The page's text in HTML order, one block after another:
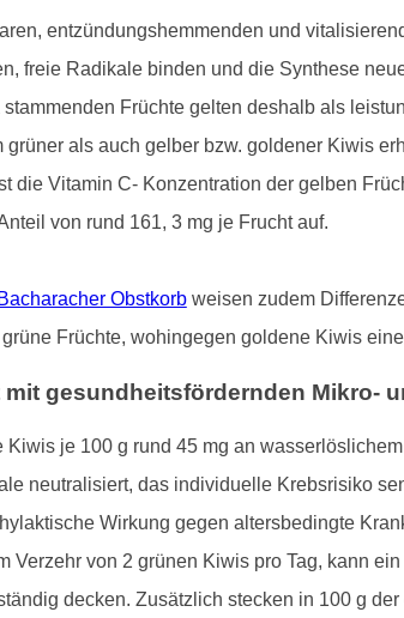
entzündungshemmenden und
freie Radikale binden und die Synthese
Früchte gelten deshalb als
grüner als auch gelber bzw. goldener Kiwis
die Vitamin C- Konzentration der gelben
von rund 161, 3 mg je Frucht auf.
Bacharacher Obstkorbweisen zudem
Früchte, wohingegen goldene Kiwis
gesundheitsfördernden Mikro-
Kiwis je 100 g rund 45 mg an
neutralisiert, das individuelle Krebsrisiko
Wirkung gegen altersbedingte
Verzehr von 2 grünen Kiwis pro Tag, kann
decken. Zusätzlich stecken in 100 g